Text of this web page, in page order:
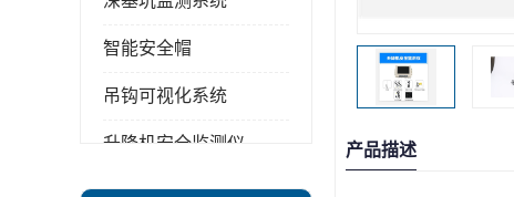
智能安全帽
吊钩可视化系统
升降机安全监测仪 产品描述